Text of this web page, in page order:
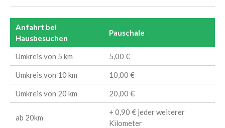
Anfahrt bei
Hausbesuchen
Pauschale
Umkreis von 5 km 5,00 €
Umkreis von 10 km 10,00 €
Umkreis von 20 km 20,00 €
ab 20km
+ 0,90 € jeder weiterer
Kilometer